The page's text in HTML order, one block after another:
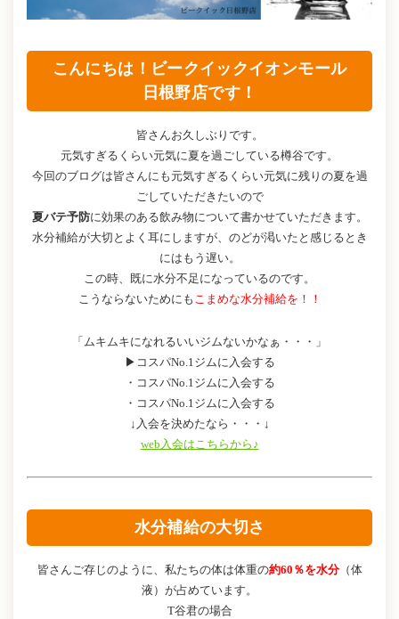
こんにちは！ビークイックイオンモール
日根野店です！
皆さんお久しぶりです。
元気すぎるくらい元気に夏を過ごしている樽谷です。
今回のブログは皆さんにも元気すぎるくらい元気に残りの夏を過
ごしていただきたいので
夏バテ予防に効果のある飲み物について書かせていただきます。
水分補給が大切とよく耳にしますが、のどが渇いたと感じるとき
にはもう遅い。
この時、既に水分不足になっているのです。
こうならないためにも こまめな水分補給を！！
「ムキムキになれるいいジムないかなぁ・・・」
▶コスパNo.1ジムに入会する
・コスパNo.1ジムに入会する
・コスパNo.1ジムに入会する
↓入会を決めたなら・・・↓
web入会はこちらから♪
水分補給の大切さ
皆さんご存じのように、私たちの体は体重の約60％を水分（体
液）が占めています。
T谷君の場合